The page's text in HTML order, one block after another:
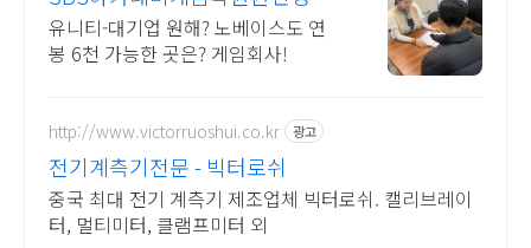
유니티-대기업 원해? 노베이스도 연
봉 6천 가능한 곳은? 게임회사!
http://www.victorruoshui.co.kr 광고
전기계측기전문 - 빅터로쉬
중국 최대 전기 계측기 제조업체 빅터로쉬. 캘리브레이
터, 멀티미터, 클램프미터 외